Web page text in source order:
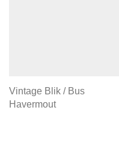
Vintage Blik / Bus
Havermout